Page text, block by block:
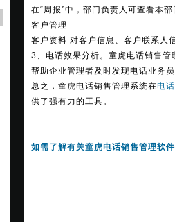
在“周报”中，部门负责人可查看本
客户管理
客户资料 对客户信息、客户联系人
3、电话效果分析。童虎电话销售管
帮助企业管理者及时发现电话业务员
总之，童虎电话销售管理系统在电
供了强有力的工具。
如需了解有关童虎电话销售管理软